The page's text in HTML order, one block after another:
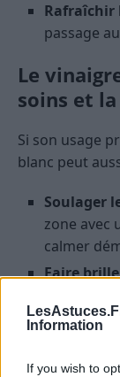
Information
If you wish to
Rafraîchir
passage
Le
soins et
Si son usage
blanc peut
Soulager
zone avec
calmer
Faire
vinaigrée
dans un